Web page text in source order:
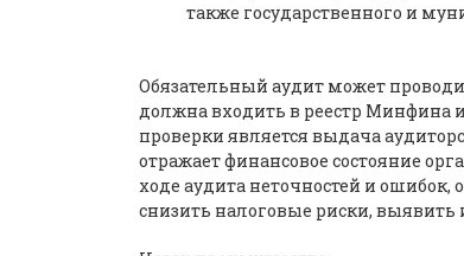
также государственного и
Обязательный аудит может
должна входить в реестр Минфина и
проверки является выдача
отражает финансовое состояние
ходе аудита неточностей и
снизить налоговые риски, выявить